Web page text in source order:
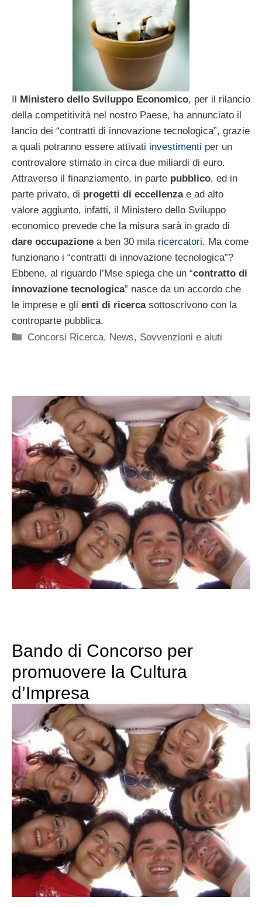
Ministero dello Sviluppo Economico, per il rilancio
della competitività nel nostro Paese, ha annunciato il
lancio dei “contratti di innovazione tecnologica”, grazie
a quali potranno essere attivati investimenti per un
controvalore stimato in circa due miliardi di euro.
Attraverso il finanziamento, in parte pubblico, ed in
parte privato, di progetti di eccellenzae ad alto
valore aggiunto, infatti, il Ministero dello Sviluppo
economico prevede che la misura sarà in grado di
dare occupazione a ben 30 mila ricercatori. Ma come
funzionano i “contratti di innovazione tecnologica”?
Ebbene, al riguardo l’Mse spiega che un “contratto di
innovazione tecnologica” nasce da un accordo che
le imprese e gli enti di ricercasottoscrivono con la
controparte pubblica.
Categorie
Concorsi Ricerca, News, Sovvenzioni e aiuti
Bando di Concorso per
promuovere la Cultura
d’Impresa